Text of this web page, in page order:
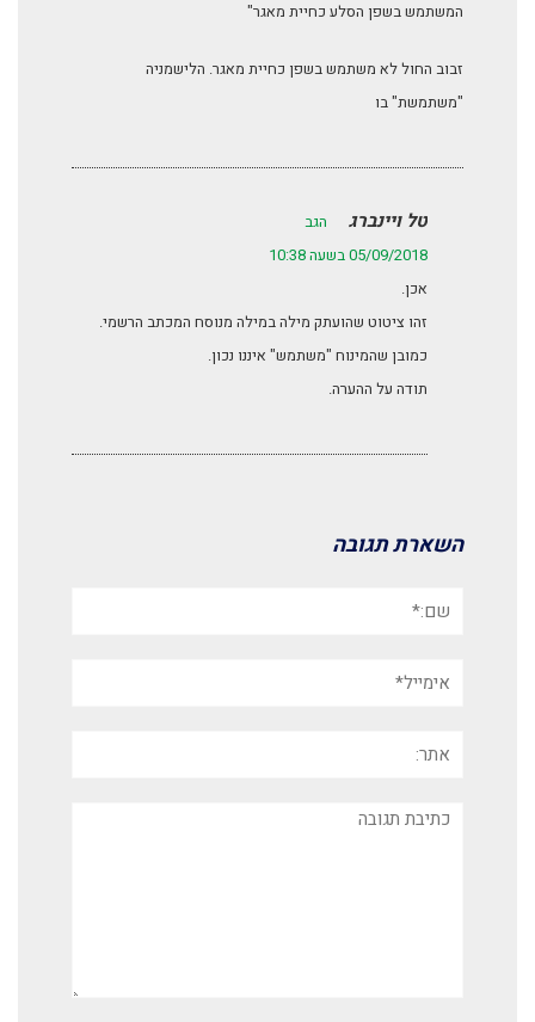
המשתמש בשפן הסלע כחיית מאגר"
זבוב החול לא משתמש בשפן כחיית מאגר. הלישמניה
"משתמשת" בו
טל ויינברג
הגב
05/09/2018 בשעה 10:38
אכן.
זהו ציטוט שהועתק מילה במילה מנוסח המכתב הרשמי.
כמובן שהמינוח "משתמש" איננו נכון.
תודה על ההערה.
השארת תגובה
תגובה